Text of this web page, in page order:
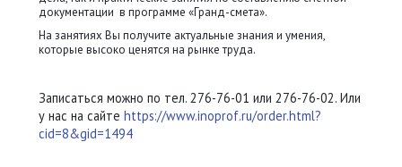
документации в программе «Гранд-смета».
На занятиях Вы получите актуальные знания и умения,
которые высоко ценятся на рынке труда.
Записаться можно по тел. 276-76-01 или 276-76-02. Или
у нас на сайтеhttps://www.inoprof.ru/order.html?
cid=8&gid=1494